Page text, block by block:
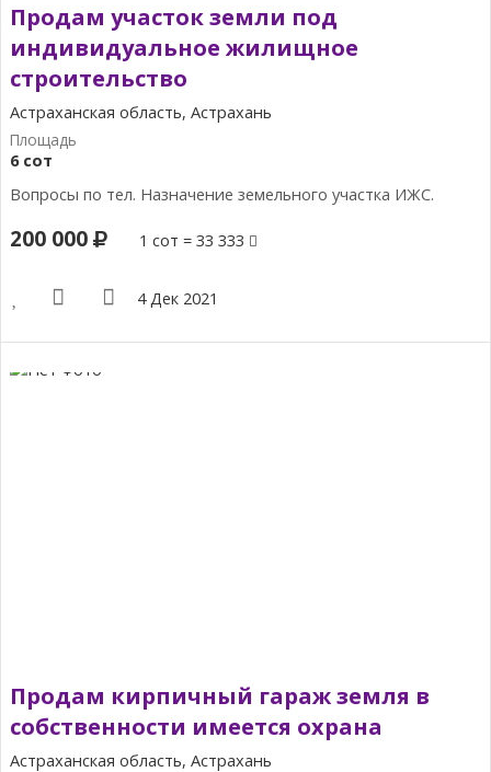
Продам участок земли под
индивидуальное жилищное
строительство
Астраханская область, Астрахань
6 сот
Вопросы по тел. Назначение земельного участка ИЖС.
200 000 1 сот = 33 333
4 Дек 2021
Продам кирпичный гараж земля в
собственности имеется охрана
Астраханская область, Астрахань